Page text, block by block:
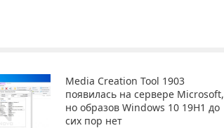
Media Creation Tool 1903
появилась на сервере Microsoft,
но образов Windows 10 19H1 до
сих пор нет